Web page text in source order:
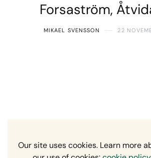
Forsaström,
MIKAEL SVENSSON 22
HEM OM MIG RECENSION OM
Our site uses cookies. Learn more